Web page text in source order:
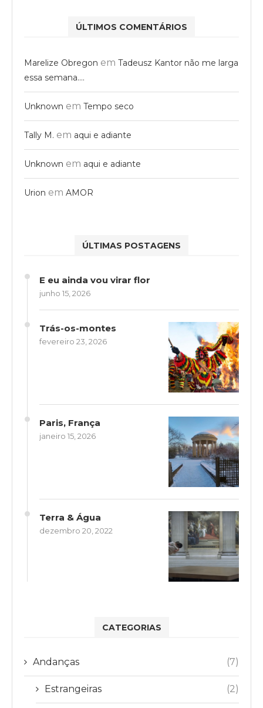
ÚLTIMOS COMENTÁRIOS
Marelize Obregon em Tadeusz Kantor não me larga
essa semana….
Unknown em Tempo seco
Tally M. em aqui e adiante
Unknown em aqui e adiante
Urion em AMOR
ÚLTIMAS POSTAGENS
E eu ainda vou virar flor
junho 15, 2026
Trás-os-montes
fevereiro 23, 2026
Paris, França
janeiro 15, 2026
Terra & Água
dezembro 20, 2022
CATEGORIAS
Andanças (7)
Estrangeiras (2)